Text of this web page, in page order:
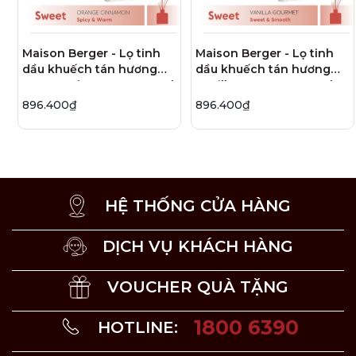
Bộ kẹp tinh dầu xe hơi Golden Wheat 2 món chính hãng
Khuếch tán mùi hương hiệu quả:Hương thơm
Maison Berger - Lọ tinh
dầu khuếch tán hương
Orange Cinnamon - 125ml
896.400₫
Maison Berger - Lọ tinh
dầu khuếch tán hương
Vanilla Gourmet - 125ml
896.400₫
HỆ THỐNG CỬA HÀNG
DỊCH VỤ KHÁCH HÀNG
VOUCHER QUÀ TẶNG
HOTLINE: 1800 6390